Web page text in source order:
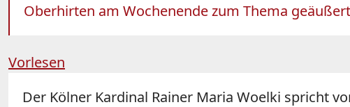
Oberhirten am Wochenende zum Thema
Vorlesen
Der Kölner Kardinal Rainer Maria Woelki spricht